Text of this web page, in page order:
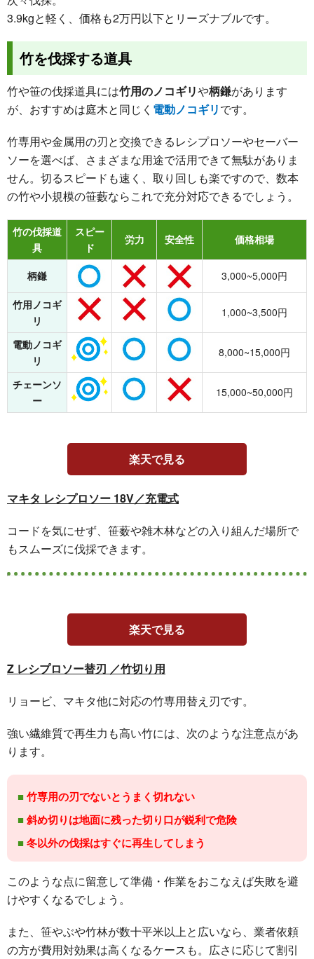
3.9kgと軽く、価格も2万円以下とリーズナブルです。
竹を伐採する道具
竹や笹の伐採道具には竹用のノコギリや柄鎌があります
が、おすすめは庭木と同じく 電動ノコギリです。
竹専用や金属用の刃と交換できるレシプロソーやセーバー
ソーを選べば、さまざまな用途で活用できて無駄がありま
せん。切るスピードも速く、取り回しも楽ですので、数本
の竹や小規模の笹藪ならこれで充分対応できるでしょう。
竹の伐採道
具
スピー
ド
労力 安全性 価格相場
柄鎌 3,000~5,000円
竹用ノコギ
リ
1,000~3,500円
電動ノコギ
リ
8,000~15,000円
チェーンソ
ー
15,000~50,000円
楽天で見る
マキタ レシプロソー 18V／充電式
コードを気にせず、笹薮や雑木林などの入り組んだ場所で
もスムーズに伐採できます。
楽天で見る
Z レシプロソー替刃 ／竹切り用
リョービ、マキタ他に対応の竹専用替え刃です。
強い繊維質で再生力も高い竹には、次のような注意点があ
ります。
竹専用の刃でないとうまく切れない
斜め切りは地面に残った切り口が鋭利で危険
冬以外の伐採はすぐに再生してしまう
このような点に留意して準備・作業をおこなえば失敗を避
けやすくなるでしょう。
また、笹やぶや竹林が数十平米以上と広いなら、業者依頼
の方が費用対効果は高くなるケースも。広さに応じて割引